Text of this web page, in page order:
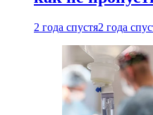
2 года спустя2 года